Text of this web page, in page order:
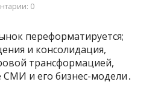
0
переформатируется;
и консолидация,
трансформацией,
и его бизнес-модели․